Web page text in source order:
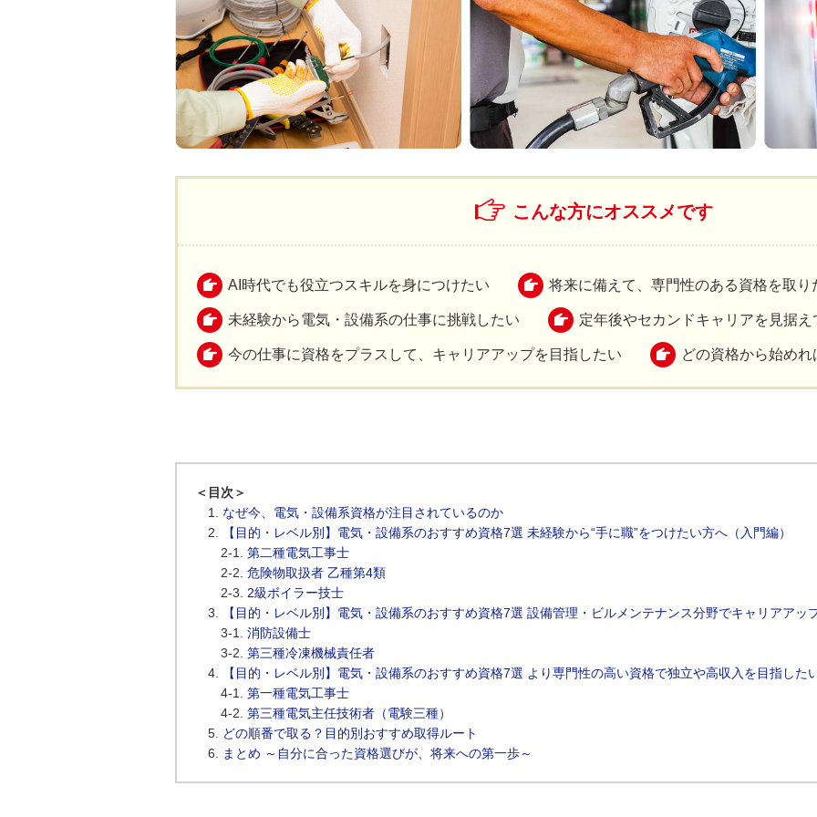
こんな方にオススメです
AI時代でも役立つスキルを身につけたい 将来に備えて、専門性のある資格を取り
未経験から電気・設備系の仕事に挑戦したい 定年後やセカンドキャリアを見据え
今の仕事に資格をプラスして、キャリアアップを目指したい どの資格から始め
＜目次＞
なぜ今、電気・設備系資格が注目されているのか
【目的・レベル別】電気・設備系のおすすめ資格7選 未経験から“手に職”をつけたい方へ（入門編）
第二種電気工事士
危険物取扱者 乙種第4類
2級ボイラー技士
【目的・レベル別】電気・設備系のおすすめ資格7選 設備管理・ビルメンテナンス分野でキャリアアッ
消防設備士
第三種冷凍機械責任者
【目的・レベル別】電気・設備系のおすすめ資格7選 より専門性の高い資格で独立や高収入を目指した
第一種電気工事士
第三種電気主任技術者（電験三種）
どの順番で取る？目的別おすすめ取得ルート
まとめ ～自分に合った資格選びが、将来への第一歩～